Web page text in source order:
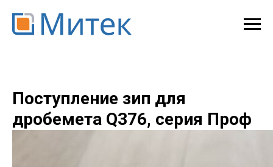
Поступление зип для
дробемета Q376, серия Проф